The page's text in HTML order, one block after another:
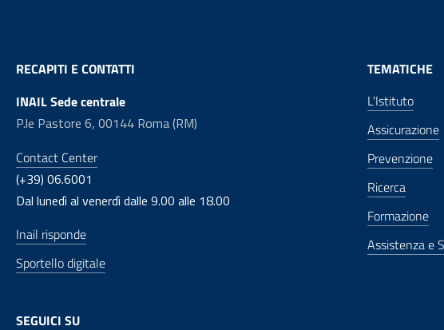
RECAPITI E CONTATTI
INAIL Sede centrale
P.le Pastore 6, 00144 Roma (RM)
Contact Center
(+39) 06.6001
Dal lunedì al venerdì dalle 9.00 alle 18.00
Inail risponde
Sportello digitale
SEGUICI SU
TEMATICHE
L'Istituto
Assicurazione
Prevenzione
Ricerca
Formazione
Assistenza e